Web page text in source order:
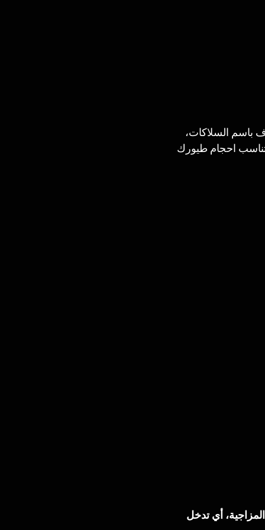
باسم السلاكات،
تناسب احجام طيورك
أي تدخل